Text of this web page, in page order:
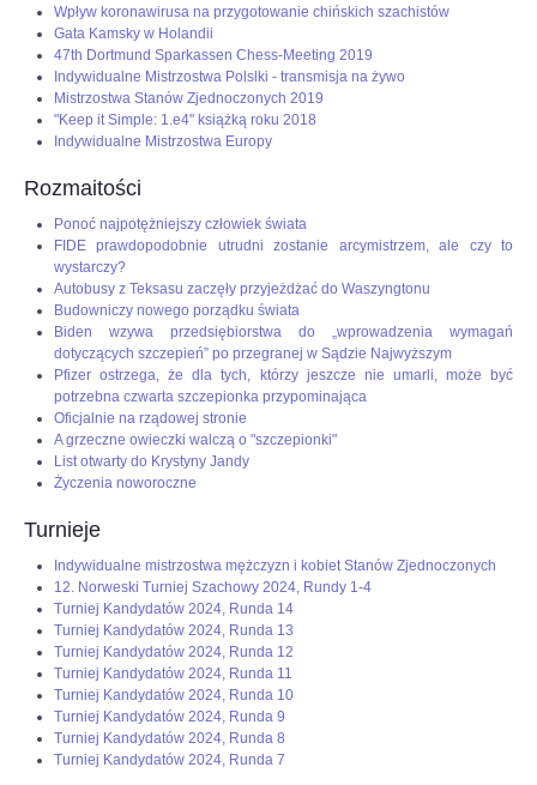
Wpływ koronawirusa na przygotowanie chińskich szachistów
Gata Kamsky w Holandii
47th Dortmund Sparkassen Chess-Meeting 2019
Indywidualne Mistrzostwa Polslki - transmisja na żywo
Mistrzostwa Stanów Zjednoczonych 2019
"Keep it Simple: 1.e4" książką roku 2018
Indywidualne Mistrzostwa Europy
Rozmaitości
Ponoć najpotężniejszy człowiek świata
FIDE prawdopodobnie utrudni zostanie arcymistrzem, ale czy to
wystarczy?
Autobusy z Teksasu zaczęły przyjeżdżać do Waszyngtonu
Budowniczy nowego porządku świata
Biden wzywa przedsiębiorstwa do „wprowadzenia wymagań
dotyczących szczepień” po przegranej w Sądzie Najwyższym
Pfizer ostrzega, że dla tych, którzy jeszcze nie umarli, może być
potrzebna czwarta szczepionka przypominająca
Oficjalnie na rządowej stronie
A grzeczne owieczki walczą o "szczepionki"
List otwarty do Krystyny Jandy
Życzenia noworoczne
Turnieje
Indywidualne mistrzostwa mężczyzn i kobiet Stanów Zjednoczonych
12. Norweski Turniej Szachowy 2024, Rundy 1-4
Turniej Kandydatów 2024, Runda 14
Turniej Kandydatów 2024, Runda 13
Turniej Kandydatów 2024, Runda 12
Turniej Kandydatów 2024, Runda 11
Turniej Kandydatów 2024, Runda 10
Turniej Kandydatów 2024, Runda 9
Turniej Kandydatów 2024, Runda 8
Turniej Kandydatów 2024, Runda 7